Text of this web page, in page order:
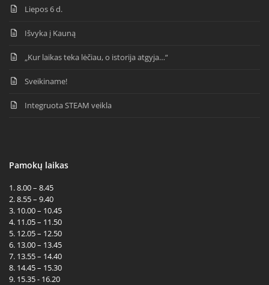
Liepos 6 d.
Išvyka į Kauną
„Kur laikas teka lėčiau, o istorija atgyja…“
Sveikiname!
Integruota STEAM veikla
Pamokų laikas
1. 8.00 – 8.45
2. 8.55 – 9.40
3. 10.00 – 10.45
4. 11.05 – 11.50
5. 12.05 – 12.50
6. 13.00 – 13.45
7. 13.55 – 14.40
8. 14.45 – 15.30
9. 15.35 - 16.20